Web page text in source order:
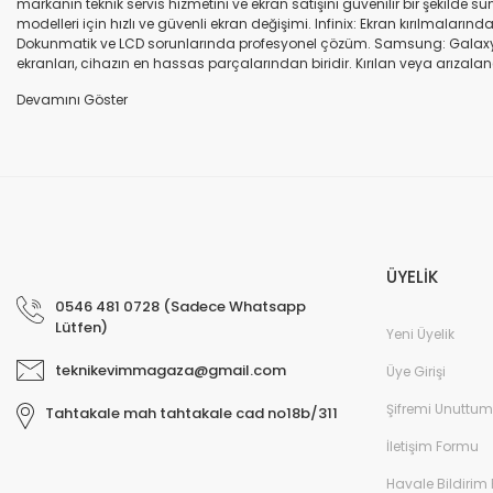
markanın teknik servis hizmetini ve ekran satışını güvenilir bir şekilde
modelleri için hızlı ve güvenli ekran değişimi. Infinix: Ekran
Dokunmatik ve LCD sorunlarında profesyonel çözüm. Samsung:
ekranları, cihazın en hassas parçalarından biridir. Kırılan veya
uyumlu olup olmadığına dikkat ediniz. HK-ZY-A.Kalite ekran: Daha
0546 481 0728 (Sadece Whatsapp
Lütfen)
teknikevimmagaza@gmail.com
Tahtakale mah tahtakale cad no18b/311
ÜYELİK
Yeni Üyelik
Üye Girişi
Şifremi Unuttum
İletişim Formu
Havale Bildirim